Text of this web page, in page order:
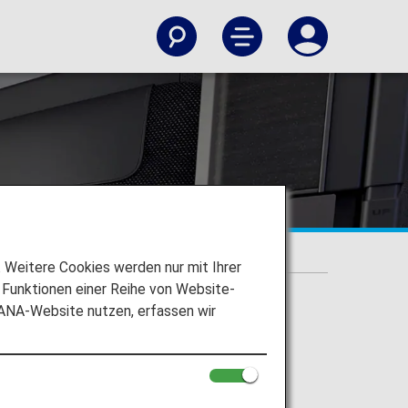
Cookies werden nur mit Ihrer
einer Reihe von Website-
Website nutzen, erfassen wir